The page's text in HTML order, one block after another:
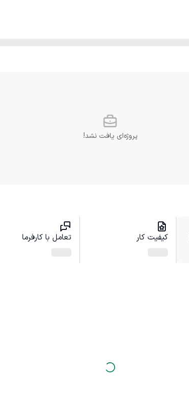
پروژه‌ای یافت نشد!
کیفیت کار تعامل با کارفرما